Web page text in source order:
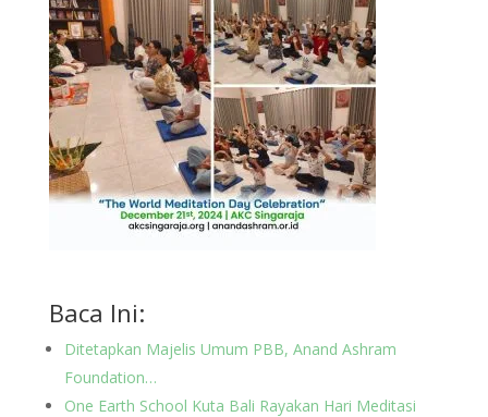
Baca Ini:
Ditetapkan Majelis Umum PBB, Anand Ashram
Foundation…
One Earth School Kuta Bali Rayakan Hari Meditasi